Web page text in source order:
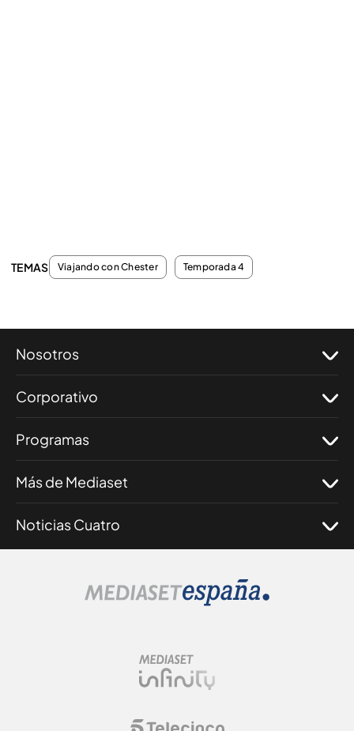
TEMAS Viajando con Chester Temporada 4
Nosotros
Corporativo
Programas
Más de Mediaset
Noticias Cuatro